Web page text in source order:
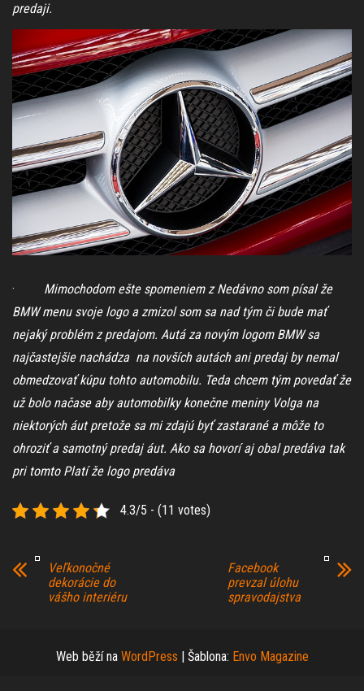
predaji.
· Mimochodom ešte spomeniem z Nedávno som písal že
BMW menu svoje logo a zmizol som sa nad tým či bude mať
nejaký problém z predajom. Autá za novým logom BMW sa
najčastejšie nachádza na novších autách ani predaj by nemal
obmedzovať kúpu tohto automobilu. Teda chcem tým povedať že
už bolo načase aby automobilky konečne meniny Volga na
niektorých áut pretože sa mi zdajú byť zastarané a môže to
ohroziť a samotný predaj áut. Ako sa hovorí aj obal predáva tak
pri tomto Platí že logo predáva
4.3/5 - (11 votes)
Veľkonočné
dekorácie do
vášho interiéru
Facebook
prevzal úlohu
spravodajstva
Web běží na WordPress | Šablona: Envo Magazine